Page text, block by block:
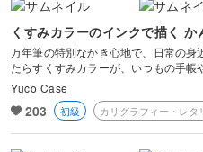
くすみカラーのインクで描く
万年筆の特別なかき心地で、日常の
たらすくすみカラーが、いつもの手帳
Yuco Case
203 初級 カリグラフィー・レタ